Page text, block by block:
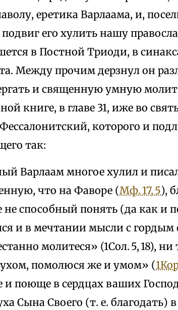
еретика Варлаама, и,
его хулить нашу
в Постной Триоди, в
Между прочим дерзнул он
и священную умную
книге, в главе 31, иже во
которого и
так:
Варлаам многое хулил и
что на Фаворе (Мф. 17, 5),
способный понять (да как и
и в мечтании мысли с гордым
молитеся» (1Сол. 5, 18), ни
помолюся же и умом» (
поюще в сердцах ваших
Сына Своего (т. е. благодать)